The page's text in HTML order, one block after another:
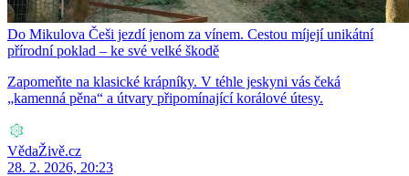
Do Mikulova Češi jezdí jenom za vínem. Cestou míjejí unikátní
přírodní poklad – ke své velké škodě
Zapomeňte na klasické krápníky. V téhle jeskyni vás čeká
„kamenná pěna“ a útvary připomínající korálové útesy.
VědaŽivě.cz
28. 2. 2026, 20:23